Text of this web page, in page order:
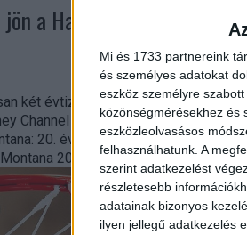
Mi és 1733 partnereink
és személyes adatokat
eszköz személyre
közönségmérésekhez és
eszközleolvasásos
felhasználhatunk. A
szerint adatkezelést
részletesebb
adatainak bizonyos
ilyen jellegű adatkezelés
a Hannah Montana
két évtizeddel a sorozat
Channel bemutatója után
20. évfordulós
20th Anniversary...